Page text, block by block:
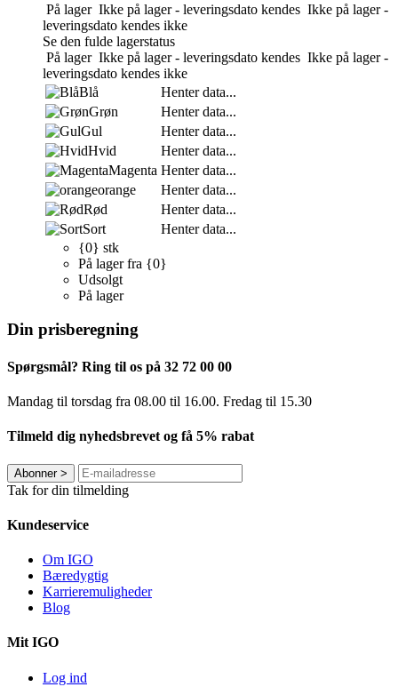
På lager Ikke på lager - leveringsdato kendes Ikke på lager -
leveringsdato kendes ikke
Se den fulde lagerstatus
På lager Ikke på lager - leveringsdato kendes Ikke på lager -
leveringsdato kendes ikke
Blå
Henter data...
Grøn
Henter data...
Gul
Henter data...
Hvid
Henter data...
Magenta Henter data...
orange
Henter data...
Rød
Henter data...
Sort
Henter data...
{0} stk
På lager fra {0}
Udsolgt
På lager
Din prisberegning
Spørgsmål? Ring til os på 32 72 00 00
Mandag til torsdag fra 08.00 til 16.00. Fredag ​​til 15.30
Tilmeld dig nyhedsbrevet og få 5% rabat
Abonner>
Tak for din tilmelding
Kundeservice
Om IGO
Bæredygtig
Karrieremuligheder
Blog
Mit IGO
Log ind